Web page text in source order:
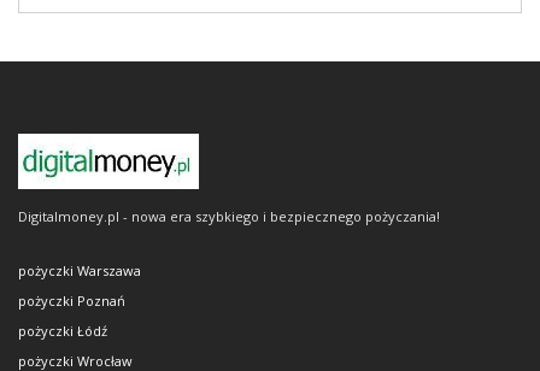
Digitalmoney.pl - nowa era szybkiego i bezpiecznego pożyczania!
pożyczki Warszawa
pożyczki Poznań
pożyczki Łódź
pożyczki Wrocław